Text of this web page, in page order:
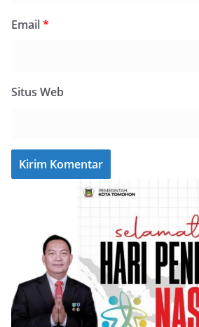
Email*
Situs Web